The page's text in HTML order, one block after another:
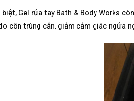
biệt, Gel rửa tay Bath & Body Works
côn trùng cắn, giảm cảm giác ngứa